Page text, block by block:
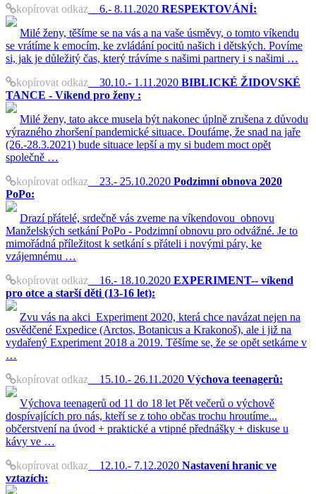
kopírovat odkaz 6.- 8.11.2020 RESPEKTOVÁNÍ:
Milé ženy, těšíme se na vás a na vaše úsměvy, o tomto víkendu
se vrátíme k emocím, ke zvládání pocitů našich i dětských. Povíme
si, jak je důležitý čas, který trávíme s našimi partnery i s našimi …
kopírovat odkaz 30.10.- 1.11.2020 BIBLICKÉ ŽIDOVSKÉ
TANCE - Víkend pro ženy :
Milé ženy, tato akce musela být nakonec úplně zrušena z důvodu
výrazného zhoršení pandemické situace. Doufáme, že snad na jaře
(26.-28.3.2021) bude situace lepší a my si budem moct opět
společně …
kopírovat odkaz 23.- 25.10.2020 Podzimní obnova 2020
PoPo:
Drazí přátelé, srdečně vás zveme na víkendovou obnovu
Manželských setkání PoPo - Podzimní obnovu pro odvážné. Je to
mimořádná příležitost k setkání s přáteli i novými páry, ke
vzájemnému …
kopírovat odkaz 16.- 18.10.2020 EXPERIMENT-- víkend
pro otce a starší děti (13-16 let):
Zvu vás na akci Experiment 2020, která chce navázat nejen na
osvědčené Expedice (Arctos, Botanicus a Krakonoš), ale i již na
vydařený Experiment 2018 a 2019. Těšíme se, že se opět setkáme v
…
kopírovat odkaz 15.10.- 26.11.2020 Výchova teenagerů:
Výchova teenagerů od 11 do 18 let Pět večerů o výchově
dospívajících pro nás, kteří se z toho občas trochu hroutíme...
občerstvení na úvod + praktické a vtipné přednášky + diskuse u
kávy ve …
kopírovat odkaz 12.10.- 7.12.2020 Nastavení hranic ve
vztazích: